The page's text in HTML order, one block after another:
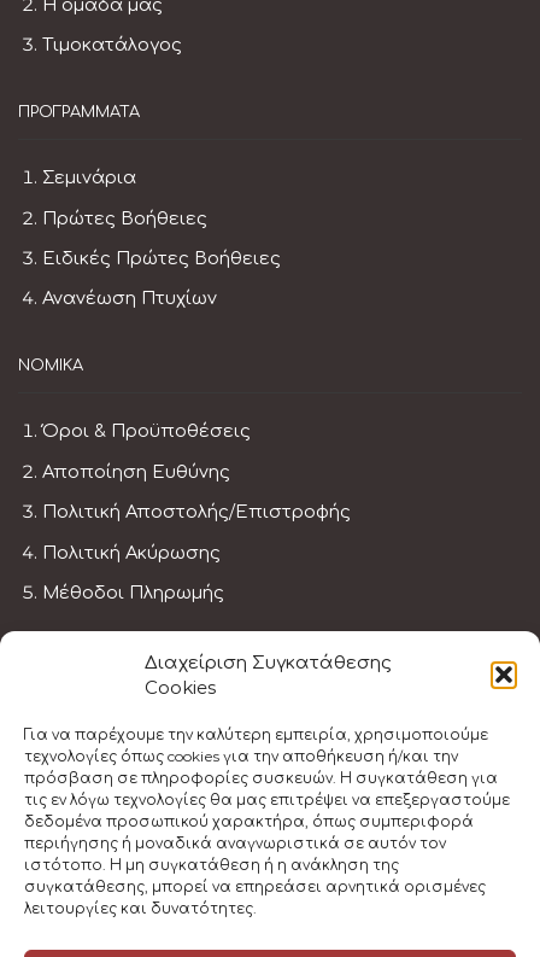
Διαχείριση Συγκατάθεσης
Cookies
Για να παρέχουμε την καλύτερη εμπειρία, χρησιμοποιούμε
τεχνολογίες όπως cookies για την αποθήκευση ή/και την
πρόσβαση σε πληροφορίες συσκευών. Η συγκατάθεση για
τις εν λόγω τεχνολογίες θα μας επιτρέψει να επεξεργαστούμε
δεδομένα προσωπικού χαρακτήρα, όπως συμπεριφορά
περιήγησης ή μοναδικά αναγνωριστικά σε αυτόν τον
ιστότοπο. Η μη συγκατάθεση ή η ανάκληση της
συγκατάθεσης, μπορεί να επηρεάσει αρνητικά ορισμένες
λειτουργίες και δυνατότητες.
Η ομάδα μας
Τιμοκατάλογος
ΠΡΟΓΡΆΜΜΑΤΑ
Σεμινάρια
Πρώτες Βοήθειες
Ειδικές Πρώτες Βοήθειες
Ανανέωση Πτυχίων
ΝΟΜΙΚΆ
Όροι & Προϋποθέσεις
Αποποίηση Ευθύνης
Πολιτική Αποστολής/Επιστροφής
Πολιτική Ακύρωσης
Μέθοδοι Πληρωμής
ΓΊΝΕ ΕΚΠΑΙΔΕΥΤΉΣ
Πρώτες Βοήθειες
Πρώτες Βοηθείες για Παιδία
Πρώτες Βοήθειες στην Εργασία
Μετεγραφή Εκπαιδευτή